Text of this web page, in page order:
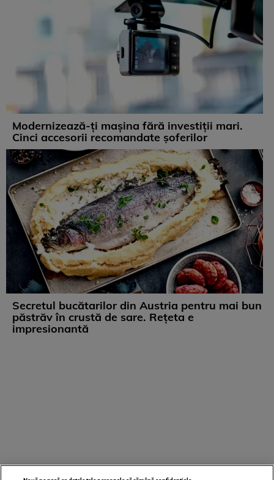
Modernizează-ți mașina fără investiții mari.
Cinci accesorii recomandate șoferilor
Secretul bucătarilor din Austria pentru mai bun
păstrăv în crustă de sare. Rețeta e
impresionantă